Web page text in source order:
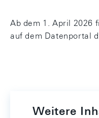
Ab dem 1. April 2026
auf dem Datenportal
Weitere